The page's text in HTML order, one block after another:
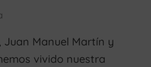
Juan Manuel Martín y
vivido nuestra